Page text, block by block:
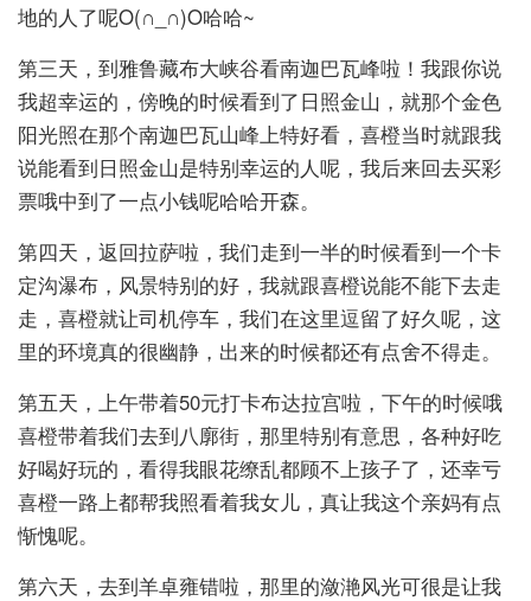
地的人了呢O(∩_∩)O哈哈~
第三天，到雅鲁藏布大峡谷看南迦巴瓦峰啦！我跟你说
我超幸运的，傍晚的时候看到了日照金山，就那个金色
阳光照在那个南迦巴瓦山峰上特好看，喜橙当时就跟我
说能看到日照金山是特别幸运的人呢，我后来回去买彩
票哦中到了一点小钱呢哈哈开森。
第四天，返回拉萨啦，我们走到一半的时候看到一个卡
定沟瀑布，风景特别的好，我就跟喜橙说能不能下去走
走，喜橙就让司机停车，我们在这里逗留了好久呢，这
里的环境真的很幽静，出来的时候都还有点舍不得走。
第五天，上午带着50元打卡布达拉宫啦，下午的时候哦
喜橙带着我们去到八廓街，那里特别有意思，各种好吃
好喝好玩的，看得我眼花缭乱都顾不上孩子了，还幸亏
喜橙一路上都帮我照看着我女儿，真让我这个亲妈有点
惭愧呢。
第六天，去到羊卓雍错啦，那里的潋滟风光可很是让我